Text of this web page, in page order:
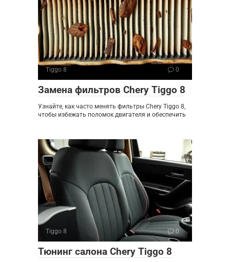
Tiggo 8 0
Замена фильтров Chery Tiggo 8
Узнайте, как часто менять фильтры Chery Tiggo 8,
чтобы избежать поломок двигателя и обеспечить
Tiggo 8 0
Тюнинг салона Chery Tiggo 8